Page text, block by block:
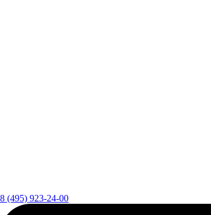
8 (495) 923-24-00